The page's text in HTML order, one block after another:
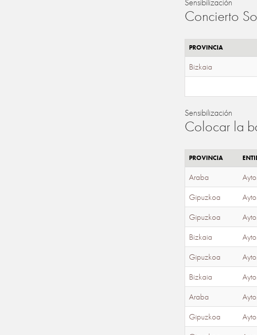
Concierto
PROVINCIA
Bizkaia
Sensibilización
Colocar la
PROVINCIA
Araba
Gipuzkoa
Gipuzkoa
Bizkaia
Gipuzkoa
Bizkaia
Araba
Gipuzkoa